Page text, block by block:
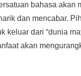
bahasa akan
dan mencabar.
dari “dunia
akan